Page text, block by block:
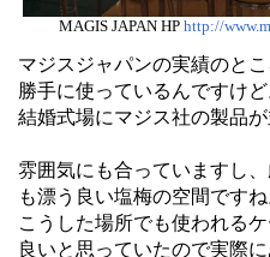
MAGIS JAPAN HP http://
マジスジャパンの実績のと
勝手に使っているんですけど
結婚式場にマジス社の製品が
雰囲気にも合っていますし
も漂う良い塩梅の空間ですね
こうした場所でも使われる
良いと思っていたので実際